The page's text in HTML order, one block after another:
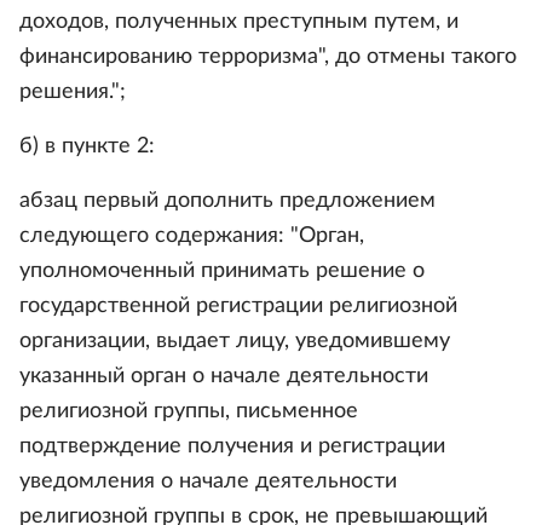
доходов, полученных преступным путем, и
финансированию терроризма", до отмены такого
решения.";
б) в пункте 2:
абзац первый дополнить предложением
следующего содержания: "Орган,
уполномоченный принимать решение о
государственной регистрации религиозной
организации, выдает лицу, уведомившему
указанный орган о начале деятельности
религиозной группы, письменное
подтверждение получения и регистрации
уведомления о начале деятельности
религиозной группы в срок, не превышающий